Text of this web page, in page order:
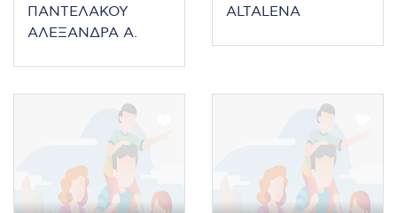
ΠΑΝΤΕΛΑΚΟΥ
ΑΛΕΞΑΝΔΡΑ Α.
ALTALENA